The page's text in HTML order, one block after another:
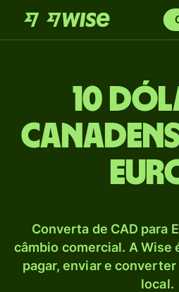
10
Converta de CAD para
câmbio comercial. A Wise
pagar, enviar e
local.